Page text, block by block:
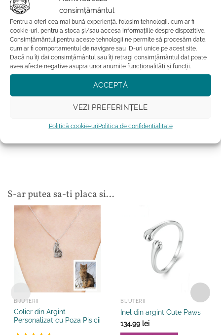
consimțământul
Pentru a oferi cea mai bună experiență, folosim tehnologii, cum ar fi
cookie-uri, pentru a stoca și/sau accesa informațiile despre dispozitive.
Consimțământul pentru aceste tehnologii ne permite să procesăm date,
cum ar fi comportamentul de navigare sau ID-uri unice pe acest site.
Dacă nu îți dai consimțământul sau îți retragi consimțământul dat poate
avea afecte negative asupra unor anumite funcționalități și funcții.
ACCEPTĂ
VEZI PREFERINȚELE
Politică cookie-uriPolitica de confidentialitate
Bratara vine insotita de un servetel de curatare special
pentru bijuteriile din argint si este ambalata in cutie
cadou.
Timp de expediere: 2-4 zile lucratoare
ATENTIE!Daca optezi pentru personalizarea bratarii,
avand in vedere ca vom grava mesajul special pentru
tine, se accepta doar plata online
cu cardul la finalizarea
S-ar putea sa-ti placa si…
BIJUTERII
Colier din Argint
Personalizat cu Poza Pisicii
BIJUTERII
Inel din argint Cute Paws
134.99 lei